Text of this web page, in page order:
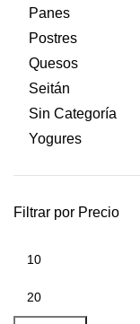
Panes
Postres
Quesos
Seitán
Sin Categoría
Yogures
Filtrar por Precio